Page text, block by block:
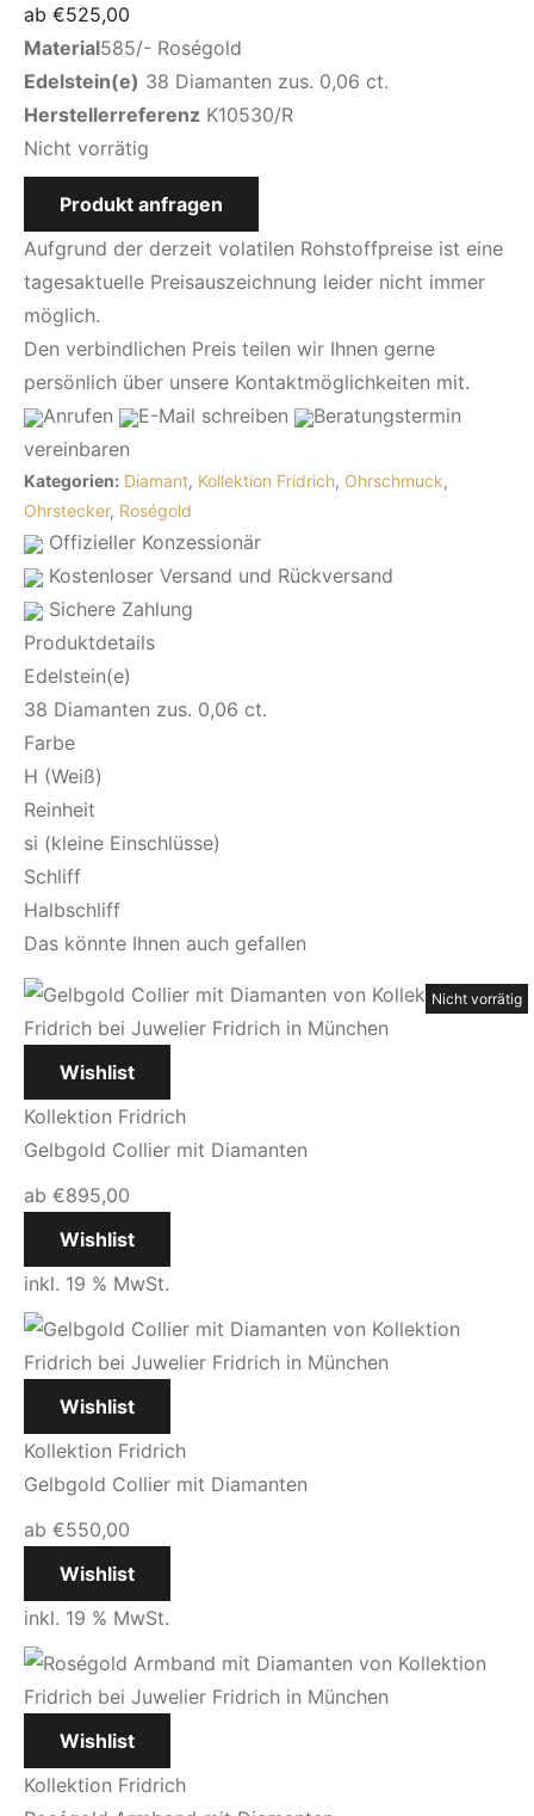
ab €525,00
Material585/- Roségold
Edelstein(e) 38 Diamanten zus. 0,06 ct.
Herstellerreferenz K10530/R
Nicht vorrätig
Produkt anfragen
Aufgrund der derzeit volatilen Rohstoffpreise ist eine
tagesaktuelle Preisauszeichnung leider nicht immer
möglich.
Den verbindlichen Preis teilen wir Ihnen gerne
persönlich über unsere Kontaktmöglichkeiten mit.
Anrufen
E-Mail schreiben
Beratungstermin
vereinbaren
Kategorien: Diamant, Kollektion Fridrich, Ohrschmuck,
Ohrstecker, Roségold
Offizieller Konzessionär
Kostenloser Versand und Rückversand
Sichere Zahlung
Produktdetails
Edelstein(e)
38 Diamanten zus. 0,06 ct.
Farbe
H (Weiß)
Reinheit
si (kleine Einschlüsse)
Schliff
Halbschliff
Das könnte Ihnen auch gefallen
Nicht vorrätig
Wishlist
Kollektion Fridrich
Gelbgold Collier mit Diamanten
ab €895,00
Wishlist
inkl. 19 % MwSt.
Nicht vorrätig
Wishlist
Kollektion Fridrich
Gelbgold Collier mit Diamanten
ab €550,00
Wishlist
inkl. 19 % MwSt.
Nicht vorrätig
Wishlist
Kollektion Fridrich
Nicht vorrätig